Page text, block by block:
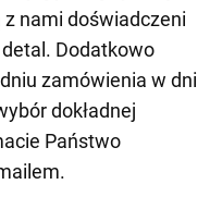
nami doświadczeni
Dodatkowo
zamówienia w dni
dokładnej
Państwo